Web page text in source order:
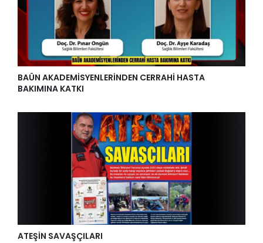
BAÜN AKADEMİSYENLERİNDEN CERRAHİ HASTA
BAKIMINA KATKI
ATEŞİN SAVAŞÇILARI